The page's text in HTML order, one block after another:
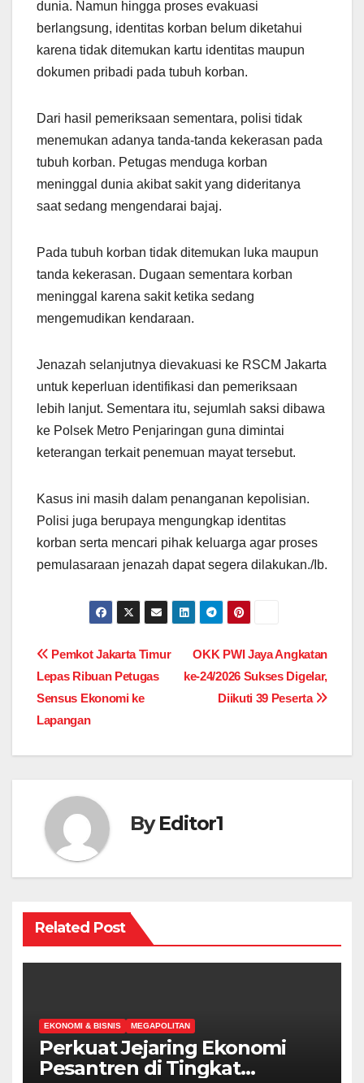
dunia. Namun hingga proses evakuasi
berlangsung, identitas korban belum diketahui
karena tidak ditemukan kartu identitas maupun
dokumen pribadi pada tubuh korban.
Dari hasil pemeriksaan sementara, polisi tidak
menemukan adanya tanda-tanda kekerasan pada
tubuh korban. Petugas menduga korban
meninggal dunia akibat sakit yang dideritanya
saat sedang mengendarai bajaj.
Pada tubuh korban tidak ditemukan luka maupun
tanda kekerasan. Dugaan sementara korban
meninggal karena sakit ketika sedang
mengemudikan kendaraan.
Jenazah selanjutnya dievakuasi ke RSCM Jakarta
untuk keperluan identifikasi dan pemeriksaan
lebih lanjut. Sementara itu, sejumlah saksi dibawa
ke Polsek Metro Penjaringan guna dimintai
keterangan terkait penemuan mayat tersebut.
Kasus ini masih dalam penanganan kepolisian.
Polisi juga berupaya mengungkap identitas
korban serta mencari pihak keluarga agar proses
pemulasaraan jenazah dapat segera dilakukan./Ib.
Post
navigation
OKK PWI Jaya Angkatan
ke-24/2026 Sukses Digelar,
Diikuti 39 Peserta
Pemkot Jakarta Timur
Lepas Ribuan Petugas
Sensus Ekonomi ke
Lapangan
ByEditor1
Related Post
EKONOMI & BISNIS MEGAPOLITAN
Perkuat Jejaring Ekonomi
Pesantren di Tingkat